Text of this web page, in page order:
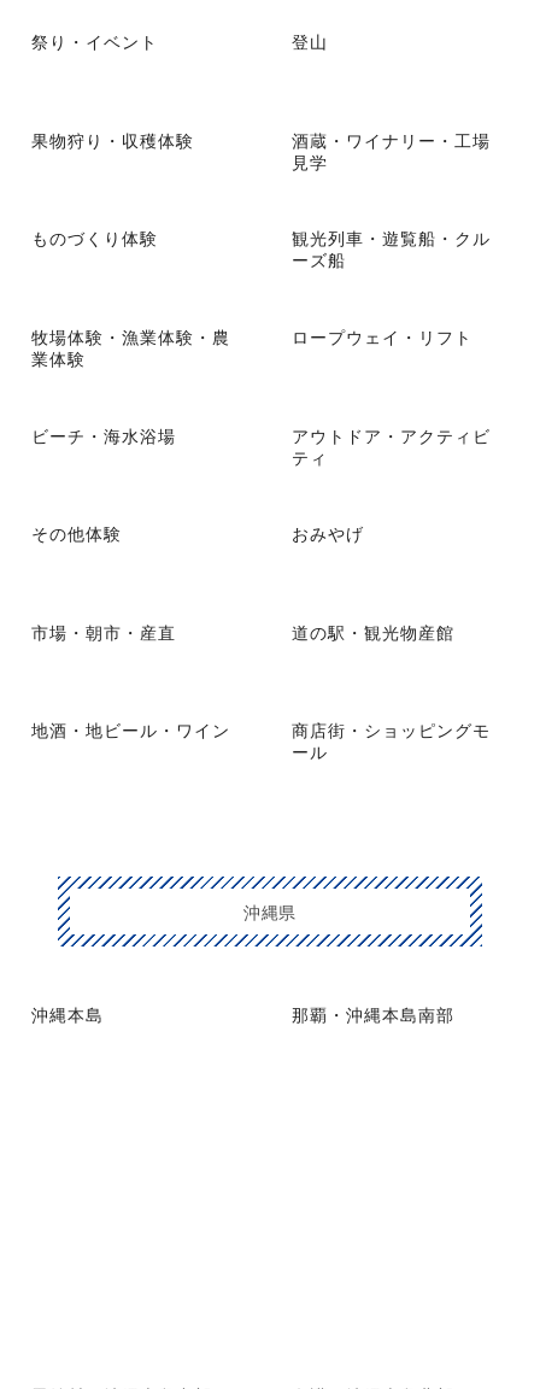
祭り・イベント 登山
果物狩り・収穫体験
酒蔵・ワイナリー・工場
見学
ものづくり体験
観光列車・遊覧船・クル
ーズ船
牧場体験・漁業体験・農
業体験
ロープウェイ・リフト
ビーチ・海水浴場
アウトドア・アクティビ
ティ
その他体験 おみやげ
市場・朝市・産直 道の駅・観光物産館
地酒・地ビール・ワイン
商店街・ショッピングモ
ール
沖縄県
沖縄本島 那覇・沖縄本島南部